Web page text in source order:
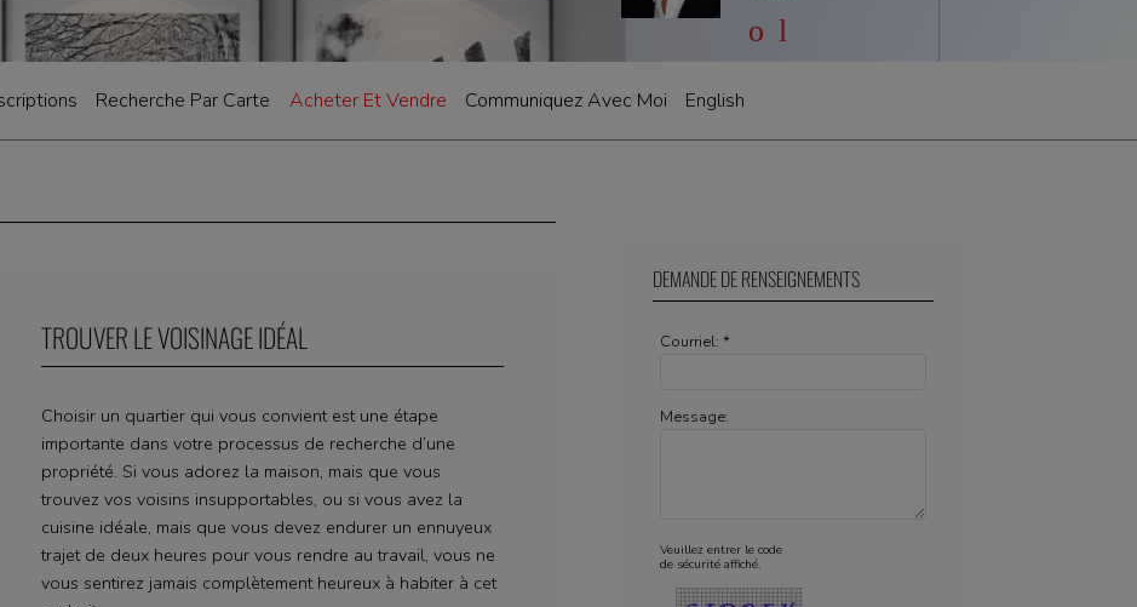
Recherche Par Carte Acheter Et Vendre Communiquez Avec Moi English
TROUVER LE VOISINAGE IDÉAL
Choisir un quartier qui vous convient est une étape
importante dans votre processus de recherche d’une
propriété. Si vous adorez la maison, mais que vous
trouvez vos voisins insupportables, ou si vous avez la
cuisine idéale, mais que vous devez endurer un ennuyeux
trajet de deux heures pour vous rendre au travail, vous ne
vous sentirez jamais complètement heureux à habiter à cet
DEMANDE DE RENSEIGNEMENTS
Courriel: *
Message:
Veuillez entrer le code
de sécurité affiché.